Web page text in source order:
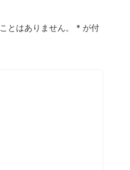
とはありません。 * が付